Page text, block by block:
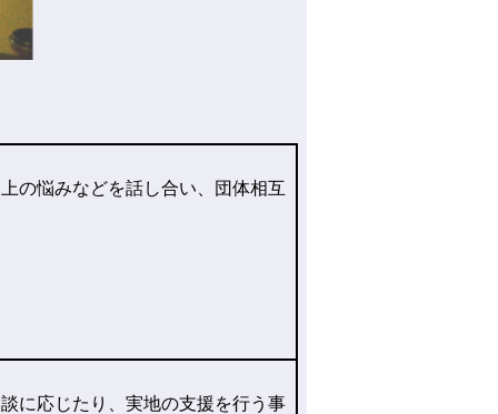
の悩みなどを話し合い、団体相互
に応じたり、実地の支援を行う事